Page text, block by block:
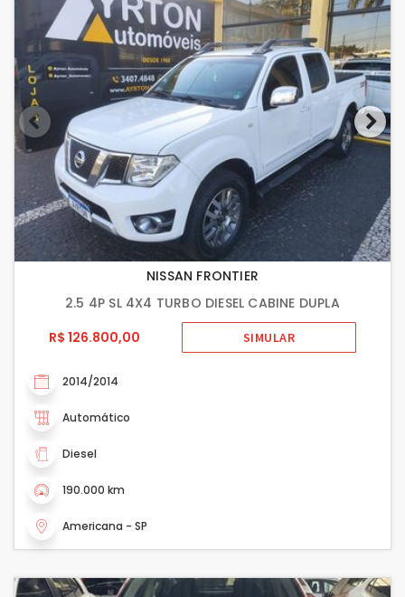
NISSAN FRONTIER
2.5 4P SL 4X4 TURBO DIESEL CABINE DUPLA
R$ 126.800,00
SIMULAR
2014/2014
Automático
Diesel
190.000 km
Americana - SP